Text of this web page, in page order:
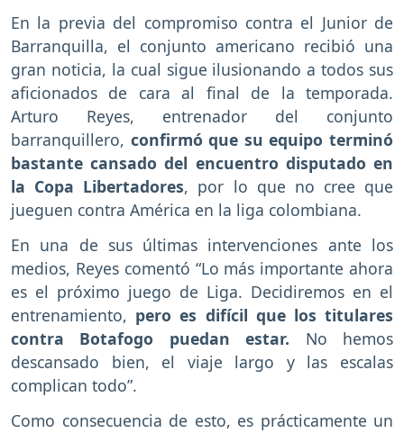
En la previa del compromiso contra el Junior de
Barranquilla, el conjunto americano recibió una
gran noticia, la cual sigue ilusionando a todos sus
aficionados de cara al final de la temporada.
Arturo Reyes, entrenador del conjunto
barranquillero, confirmó que su equipo terminó
bastante cansado del encuentro disputado en
la Copa Libertadores, por lo que no cree que
jueguen contra América en la liga colombiana.
En una de sus últimas intervenciones ante los
medios, Reyes comentó “Lo más importante ahora
es el próximo juego de Liga. Decidiremos en el
entrenamiento, pero es difícil que los titulares
contra Botafogo puedan estar. No hemos
descansado bien, el viaje largo y las escalas
complican todo”.
Como consecuencia de esto, es prácticamente un